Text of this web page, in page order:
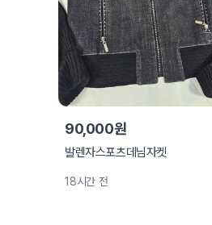
90,000원
발렌자스포츠데님자켓
18시간 전